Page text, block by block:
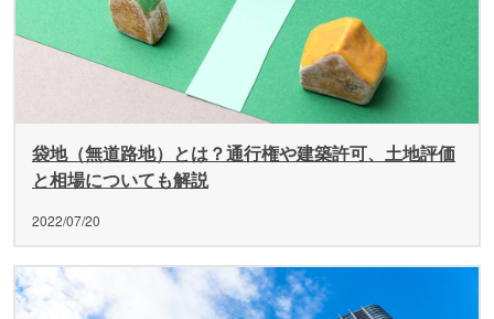
袋地（無道路地）とは？通行権や建築許可、土地評価
と相場についても解説
2022/07/20